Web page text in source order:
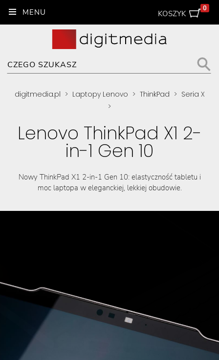
KOSZYK
0
digitmedia.pl > Laptopy Lenovo > ThinkPad > Seria X
>
Lenovo ThinkPad X1 2-
in-1 Gen 10
Nowy ThinkPad X1 2-in-1 Gen 10: elastyczność tabletu i
moc laptopa w eleganckiej, lekkiej obudowie.